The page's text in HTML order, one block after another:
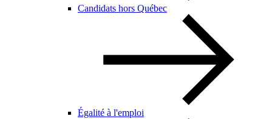
Candidats hors Québec
Égalité à l'emploi